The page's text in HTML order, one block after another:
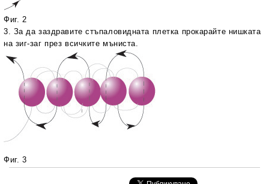
Фиг. 2
3. За да заздравите стъпаловидната плетка прокарайте нишката
на зиг-заг през всичките мъниста.
Фиг. 3